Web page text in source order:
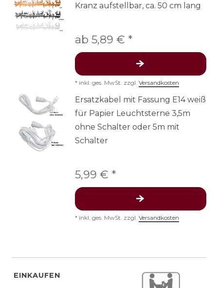
Kranz aufstellbar, ca. 50 cm lang
ab 5,89 € *
* inkl. ges. MwSt. zzgl. Versandkosten
Ersatzkabel mit Fassung E14 weiß
für Papier Leuchtsterne 3,5m
ohne Schalter oder 5m mit
Schalter
5,99 € *
* inkl. ges. MwSt. zzgl. Versandkosten
EINKAUFEN